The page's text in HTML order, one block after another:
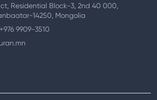
Residential Block-3, 2nd 40 000,
14250, Mongolia
9909-3510